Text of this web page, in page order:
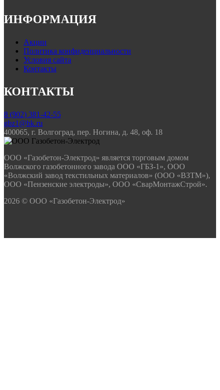
ИНФОРМАЦИЯ
Акции
Политика конфиденциальности
Условия сайта
Контакты
КОНТАКТЫ
8 (902) 381-42-55
gbz1@bk.ru
400065, г. Волгоград, пер. Ногина, д. 48, оф. 18
ООО «Газобетон-Электрод» является торговым домом
Волжского газобетонного завода ООО «ГБЗ-1», ООО
«Волжский завод текстильных материалов» (ООО «ВЗТМ»),
ООО «Пензенские электроды», ООО «СварМонтажСтрой».
2026 © ООО «Газобетон-Электрод»